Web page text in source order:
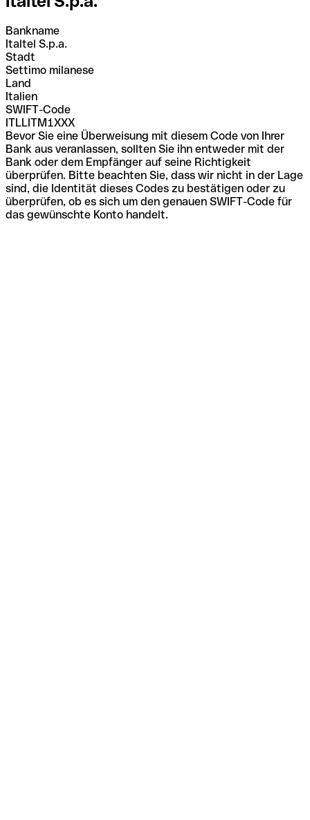
Bankname
Italtel S.p.a.
Stadt
Settimo milanese
Land
Italien
SWIFT-Code
ITLLITM1XXX
Bevor Sie eine Überweisung mit diesem Code von Ihrer
Bank aus veranlassen, sollten Sie ihn entweder mit der
Bank oder dem Empfänger auf seine Richtigkeit
überprüfen. Bitte beachten Sie, dass wir nicht in der Lage
sind, die Identität dieses Codes zu bestätigen oder zu
überprüfen, ob es sich um den genauen SWIFT-Code für
das gewünschte Konto handelt.